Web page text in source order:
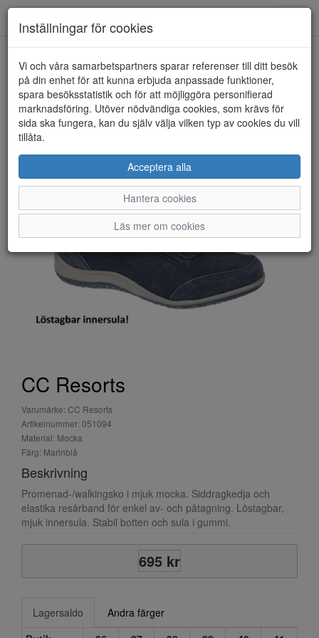
HEM CC RESORTS
CC Resorts
Varumärke: CC Resorts
Artikelnummer: 051094
Material: Mocka
Färg: Marinblå
Beskrivning
Promenad-/walkingsko i mjuk mocka. Siddragkedja och
elastika resårband för enkel av- och påtagning. Löstagbar,
mjuk innersula. Stabil botten och sula i gummi.
695 kr
Lagersaldo
Andra färger
Inställningar för cookies
Vi och våra samarbetspartners sparar referenser till ditt besök
på din enhet för att kunna erbjuda anpassade funktioner,
spara besöksstatistik och för att möjliggöra personifierad
marknadsföring. Utöver nödvändiga cookies, som krävs för
sida ska fungera, kan du själv välja vilken typ av cookies du vill
tillåta.
Acceptera alla
Hantera cookies
Läs mer om cookies